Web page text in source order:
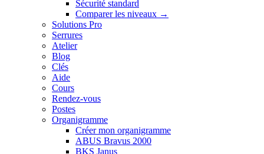
Sécurité standard
Comparer les niveaux →
Solutions Pro
Serrures
Atelier
Blog
Clés
Aide
Cours
Rendez-vous
Postes
Organigramme
Créer mon organigramme
ABUS Bravus 2000
BKS Janus